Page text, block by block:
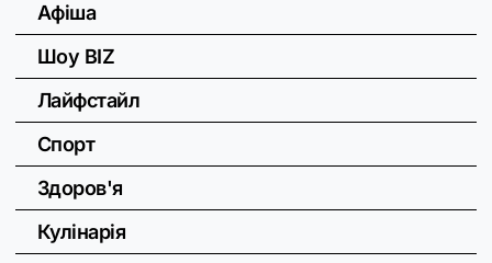
Афіша
Шоу BIZ
Лайфстайл
Спорт
Здоров'я
Кулінарія